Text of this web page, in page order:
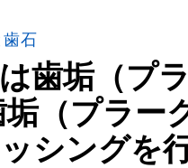
歯石
歯垢（プ
垢（プラー
シングを